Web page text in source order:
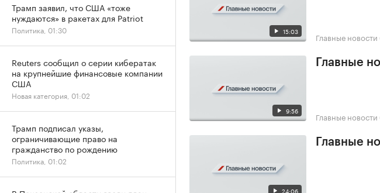
15:03 Главные новости
9:56
Главные
Главные новости
24:06
Главные
Трамп заявил, что США «тоже
нуждаются» в ракетах для Patriot
Политика, 01:30
Reuters сообщил о серии кибератак
на крупнейшие финансовые компании
США
Новая категория, 01:02
Трамп подписал указы,
ограничивающие право на
гражданство по рождению
Политика, 01:02